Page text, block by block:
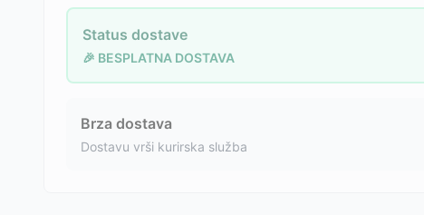
Status dostave
🎉 BESPLATNA DOSTAVA
Brza dostava
Dostavu vrši kurirska služba